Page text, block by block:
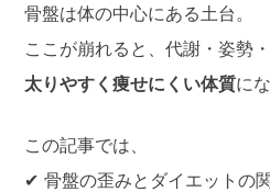
骨盤は体の中心にある土台。
ここが崩れると、代謝・姿勢
太りやすく痩せにくい体質に
この記事では、
✔ 骨盤の歪みとダイエットの